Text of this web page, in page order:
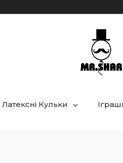
Латексні Кульки